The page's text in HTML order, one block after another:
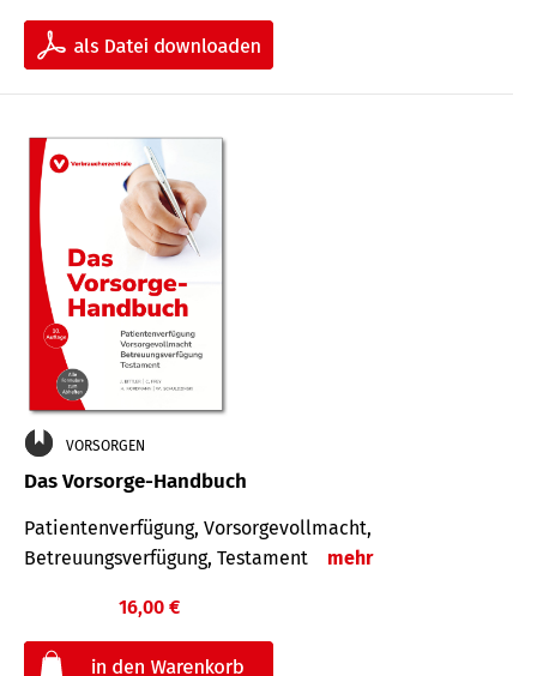
VORSORGEN
Das Vorsorge-Handbuch
Patientenverfügung, Vorsorgevollmacht,
Betreuungsverfügung, Testament
mehr
16,00 €